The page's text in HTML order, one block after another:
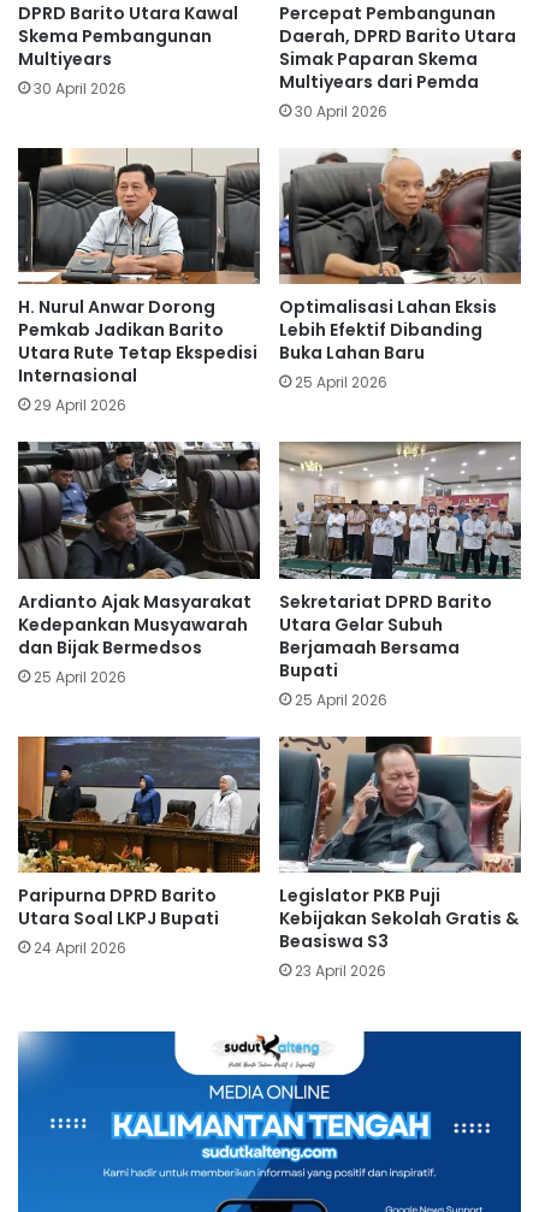
DPRD Barito Utara Kawal
Skema Pembangunan
Multiyears
30 April 2026
Percepat Pembangunan
Daerah, DPRD Barito Utara
Simak Paparan Skema
Multiyears dari Pemda
30 April 2026
H. Nurul Anwar Dorong
Pemkab Jadikan Barito
Utara Rute Tetap Ekspedisi
Internasional
29 April 2026
Optimalisasi Lahan Eksis
Lebih Efektif Dibanding
Buka Lahan Baru
25 April 2026
Ardianto Ajak Masyarakat
Kedepankan Musyawarah
dan Bijak Bermedsos
25 April 2026
Sekretariat DPRD Barito
Utara Gelar Subuh
Berjamaah Bersama
Bupati
25 April 2026
Paripurna DPRD Barito
Utara Soal LKPJ Bupati
24 April 2026
Legislator PKB Puji
Kebijakan Sekolah Gratis &
Beasiswa S3
23 April 2026